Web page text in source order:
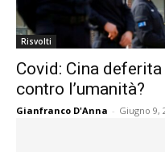
Risvolti
Covid: Cina
contro l’umanità?
Gianfranco D'Anna - Giugno 9,